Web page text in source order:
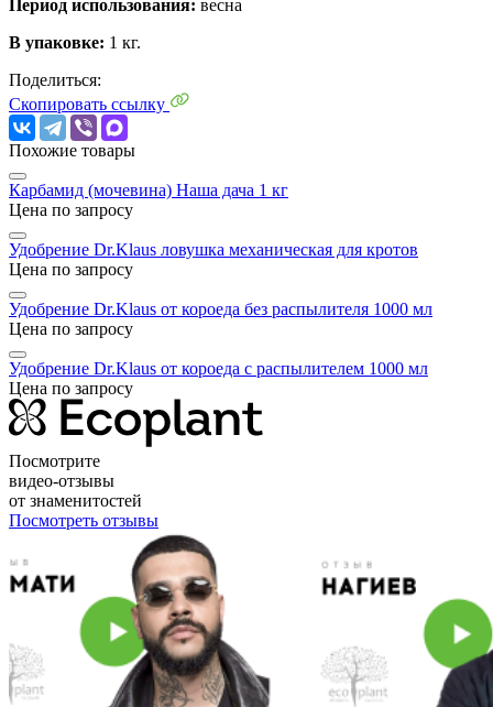
Период использования: весна
В упаковке: 1 кг.
Поделиться:
Скопировать ссылку
Похожие товары
Карбамид (мочевина) Наша дача 1 кг
Цена по запросу
Удобрение Dr.Klaus ловушка механическая для кротов
Цена по запросу
Удобрение Dr.Klaus от короеда без распылителя 1000 мл
Цена по запросу
Удобрение Dr.Klaus от короеда с распылителем 1000 мл
Цена по запросу
Посмотрите
видео-отзывы
от знаменитостей
Посмотреть отзывы